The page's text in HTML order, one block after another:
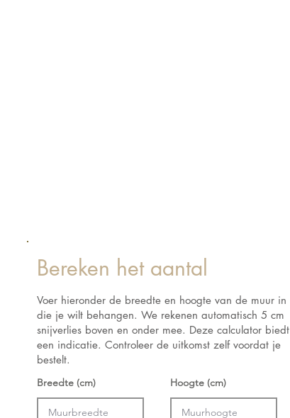
Bereken het aantal
Voer hieronder de breedte en hoogte van de muur in
die je wilt behangen. We rekenen automatisch 5 cm
snijverlies boven en onder mee. Deze calculator biedt
een indicatie. Controleer de uitkomst zelf voordat je
bestelt.
Breedte (cm) Hoogte (cm)